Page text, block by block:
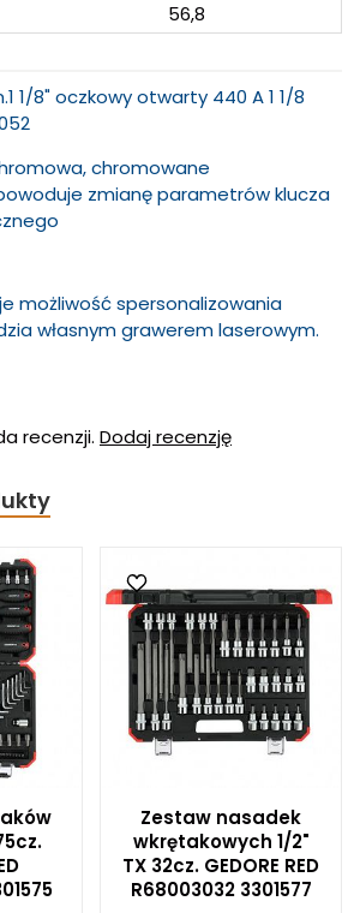
56,8
1/8" oczkowy otwarty 440 A 1 1/8
chromowane
zmianę parametrów klucza
możliwość spersonalizowania
własnym grawerem laserowym.
recenzji. Dodaj recenzję
Zestaw nasadek
wkrętakowych 1/2"
TX 32cz. GEDORE RED
R68003032 3301577